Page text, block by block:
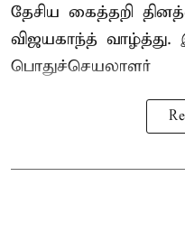
தேசிய கைத்தறி
விஜயகாந்த் வாழ்த்து.
பொதுச்செயலாளர்